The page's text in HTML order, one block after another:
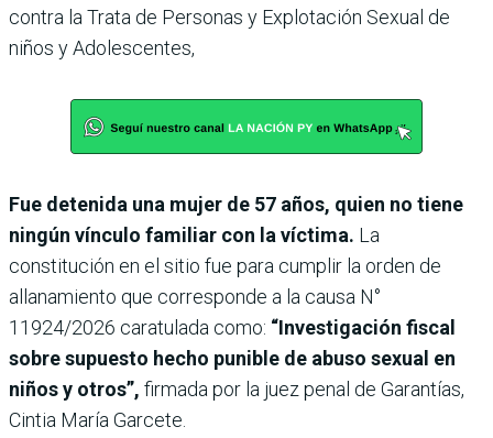
contra la Trata de Personas y Explotación Sexual de
niños y Adolescentes,
Fue detenida una mujer de 57 años, quien no tiene
ningún vínculo familiar con la víctima. La
constitución en el sitio fue para cumplir la orden de
allanamiento que corresponde a la causa N°
11924/2026 caratulada como: “Investigación fiscal
sobre supuesto hecho punible de abuso sexual en
niños y otros”, firmada por la juez penal de Garantías,
Cintia María Garcete.